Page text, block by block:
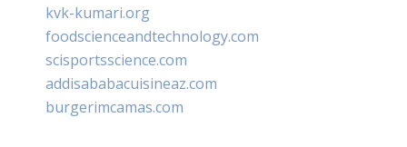
kvk-kumari.org
foodscienceandtechnology.com
scisportsscience.com
addisababacuisineaz.com
burgerimcamas.com